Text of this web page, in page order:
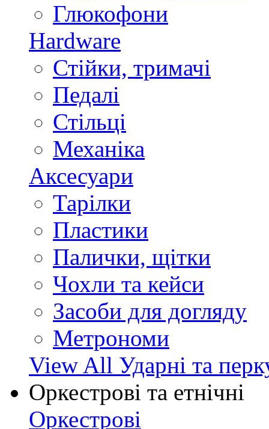
Глюкофони
Hardware
Стійки, тримачі
Педалі
Стільці
Механіка
Аксесуари
Тарілки
Пластики
Палички, щітки
Чохли та кейси
Засоби для догляду
Метрономи
View All Ударні та
Оркестрові та етнічні
Оркестрові